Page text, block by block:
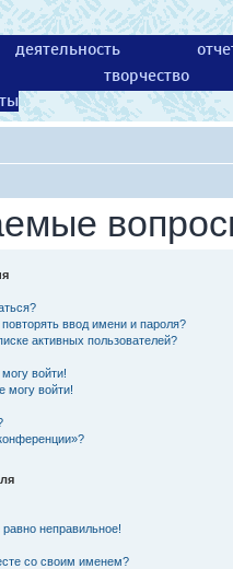
деятельность
творчество
ввод имени и пароля?
активных пользователей?
войти!
могу войти!
неправильное!
со своим именем?